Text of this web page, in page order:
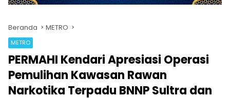
Beranda METRO
METRO
PERMAHI Kendari Apresiasi Operasi
Pemulihan Kawasan Rawan
Narkotika Terpadu BNNP Sultra dan